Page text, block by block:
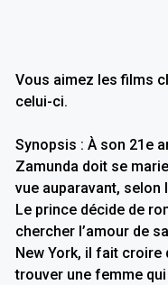
Vous aimez les films
celui-ci.
Synopsis : À son 21e
Zamunda doit se
vue auparavant, selon
Le prince décide de
chercher l’amour de
New York, il fait croire
trouver une femme